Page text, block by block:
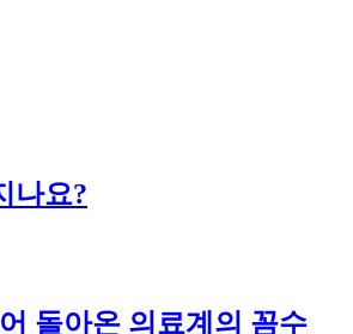
나요?
돌아온 의료계의 꼼수